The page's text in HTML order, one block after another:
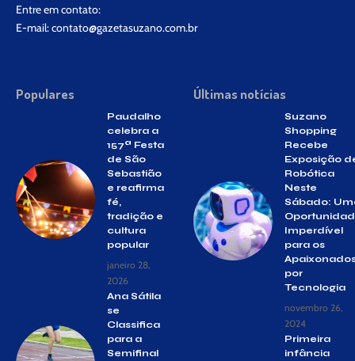
Entre em contato:
E-mail:contato@gazetasuzano.com.br
Populares
Paudalho
celebra a
157ª Festa
de São
Sebastião
e reafirma
fé,
tradição e
cultura
popular
janeiro 28,
2026
Ana Sátila
se
Classifica
para a
Semifinal
Últimas notícias
Suzano
Shopping
Recebe
Exposição
Robótica
Neste
Sábado:
Imperdível
para os
por
Tecnologia
novembro 26,
2024
Primeira
infância